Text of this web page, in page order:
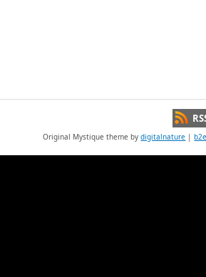
Original Mystique theme bydigitalnature |